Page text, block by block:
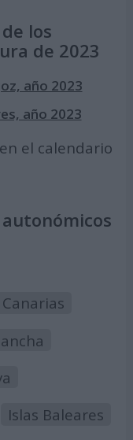
los
de 2023
año 2023
año 2023
en el calendario
Canarias
Islas Baleares